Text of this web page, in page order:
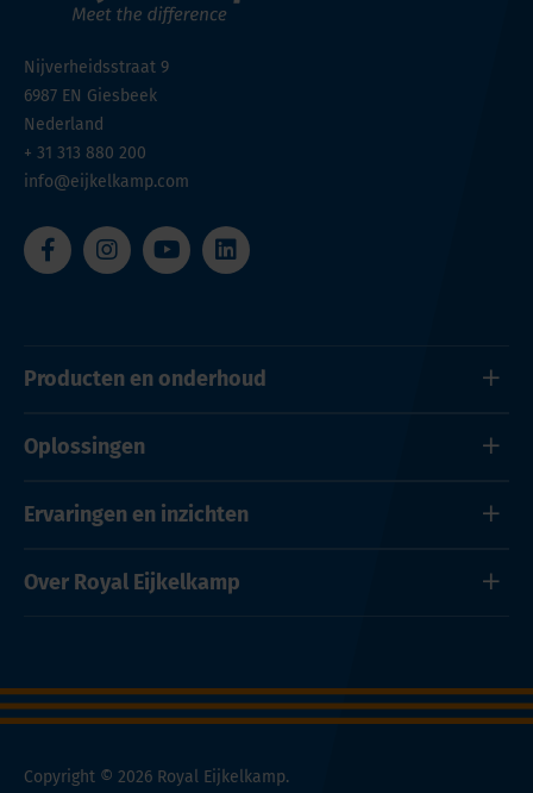
Nijverheidsstraat 9
6987 EN Giesbeek
Nederland
+ 31 313 880 200
info@eijkelkamp.com
Producten en onderhoud
Oplossingen
Ervaringen en inzichten
Over Royal Eijkelkamp
Copyright © 2026 Royal Eijkelkamp.